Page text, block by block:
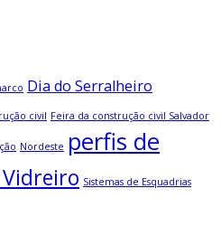
Dia do Serralheiro
civil Feira da construção civil Salvador
Nordeste perfis de
Sistemas de Esquadrias